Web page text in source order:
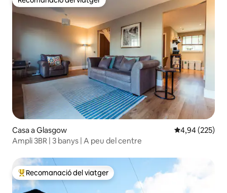
Recomanació del viatger
Casa a Glasgow 4,94 de
4,94 (225)
Ampli 3BR | 3 banys | A peu del centre
Principals recomanacions dels viatgers
Recomanació del viatger